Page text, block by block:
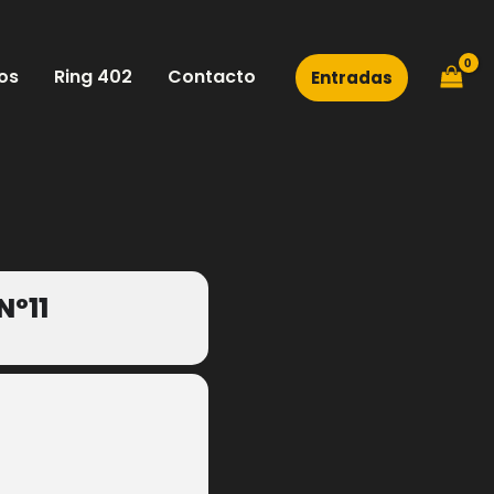
Ring 402 Contacto Entradas